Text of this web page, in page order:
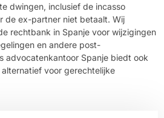
dwingen, inclusief de incasso
de ex-partner niet betaalt. Wij
rechtbank in Spanje voor wijzigingen
en andere post-
advocatenkantoor Spanje biedt ook
voor gerechtelijke